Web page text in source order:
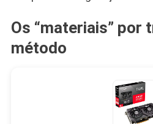
Os “materiais” por
método